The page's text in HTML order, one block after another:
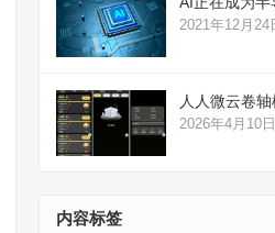
2021年12月24
人人微云卷
2026年4月10日
内容标签